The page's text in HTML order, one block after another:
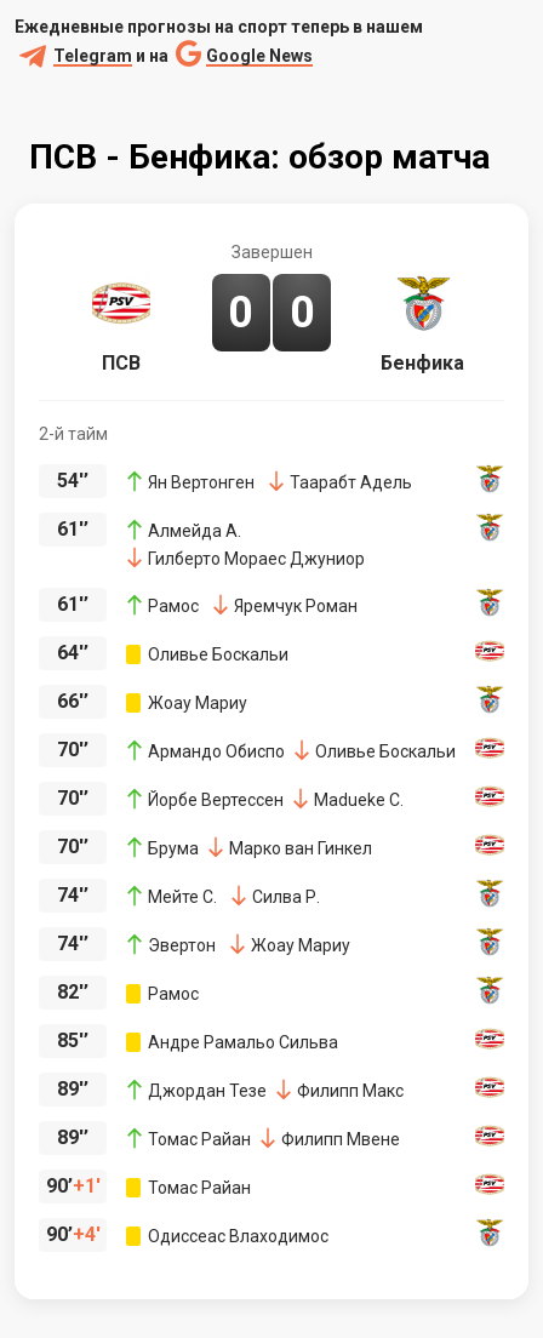
Ежедневные прогнозы на спорт теперь в нашем
Telegram и на Google News
ПСВ - Бенфика: обзор матча
ПСВ
Завершен
0 0
Бенфика
2-й тайм
54'’ Ян Вертонген Таарабт Адель
61'’
Алмейда А.
Гилберто Мораес Джуниор
61'’ Рамос Яремчук Роман
64'’ Оливье Боскальи
66'’ Жоау Мариу
70'’ Армандо Обиспо Оливье Боскальи
70'’ Йорбе Вертессен Madueke C.
70'’ Брума Марко ван Гинкел
74'’ Мейте С. Силва Р.
74'’ Эвертон Жоау Мариу
82'’ Рамос
85'’ Андре Рамальо Сильва
89'’ Джордан Тезе Филипп Макс
89'’ Томас Райан Филипп Мвене
90’ 1' Томас Райан
90’ 4' Одиссеас Влаходимос